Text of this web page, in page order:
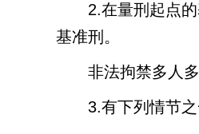
2.在量刑起点
基准刑。
非法拘禁多人
3.有下列情节